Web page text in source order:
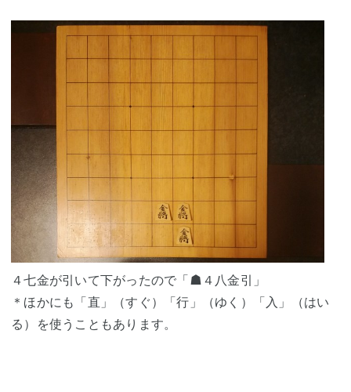
４七金が引いて下がったので「☗４八金引」
＊ほかにも「直」（すぐ）「行」（ゆく）「入」（はい
る）を使うこともあります。